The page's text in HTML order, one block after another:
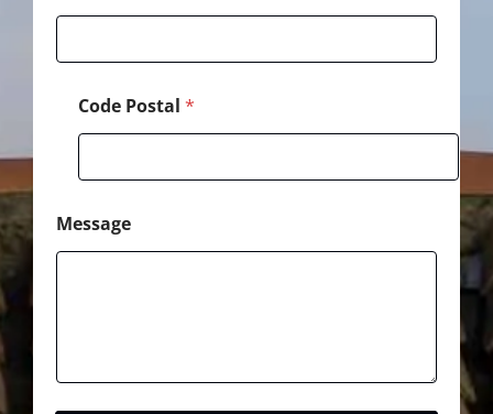
Code Postal *
Message